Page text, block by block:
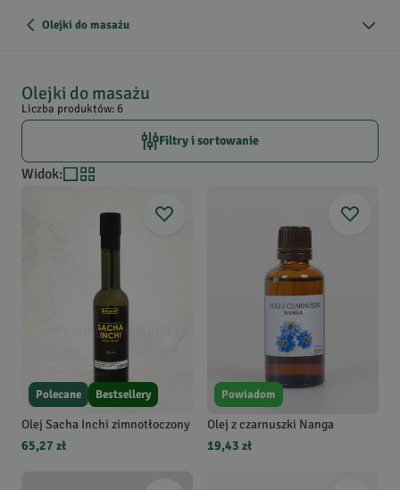
Olejki do masażu
Olejki do masażu
Liczba produktów: 6
Filtry i sortowanie
Widok:
Polecane Bestsellery
Olej Sacha Inchi zimnotłoczony
65,27 zł
Powiadom
Olej z czarnuszki Nanga
19,43 zł